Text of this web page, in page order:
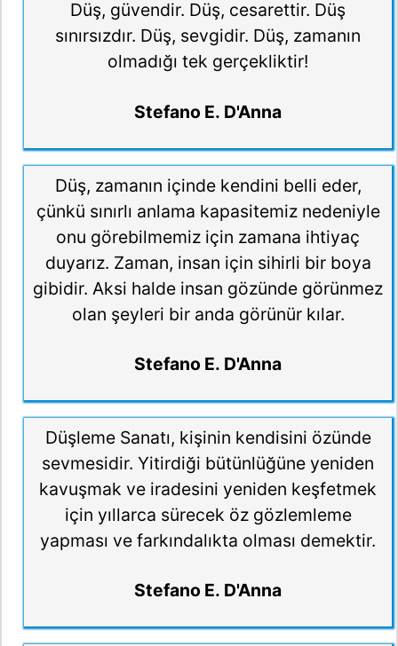
Düş, güvendir. Düş, cesarettir. Düş
sınırsızdır. Düş, sevgidir. Düş, zamanın
olmadığı tek gerçekliktir!
Stefano E. D'Anna
Düş, zamanın içinde kendini belli eder,
çünkü sınırlı anlama kapasitemiz nedeniyle
onu görebilmemiz için zamana ihtiyaç
duyarız. Zaman, insan için sihirli bir boya
gibidir. Aksi halde insan gözünde görünmez
olan şeyleri bir anda görünür kılar.
Stefano E. D'Anna
Düşleme Sanatı, kişinin kendisini özünde
sevmesidir. Yitirdiği bütünlüğüne yeniden
kavuşmak ve iradesini yeniden keşfetmek
için yıllarca sürecek öz gözlemleme
yapması ve farkındalıkta olması demektir.
Stefano E. D'Anna